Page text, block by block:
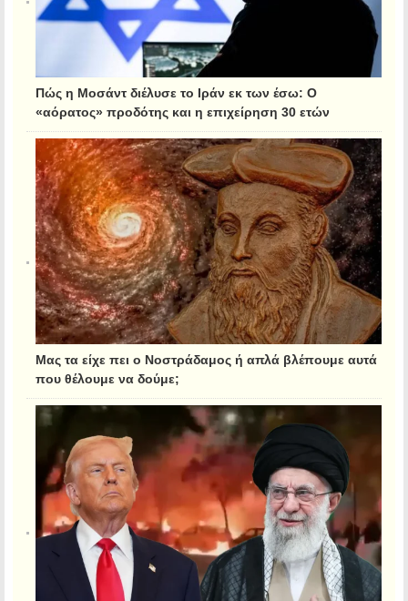
Πώς η Μοσάντ διέλυσε το Ιράν εκ των έσω: Ο
«αόρατος» προδότης και η επιχείρηση 30 ετών
Μας τα είχε πει ο Νοστράδαμος ή απλά βλέπουμε αυτά
που θέλουμε να δούμε;